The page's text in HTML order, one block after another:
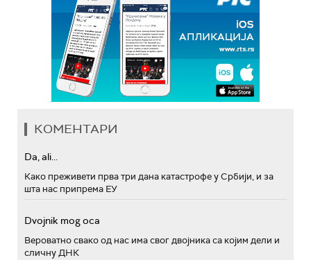
КОМЕНТАРИ
Da, ali...
Како преживети прва три дана катастрофе у Србији, и за
шта нас припрема ЕУ
Dvojnik mog oca
Вероватно свако од нас има свог двојника са којим дели и
сличну ДНК